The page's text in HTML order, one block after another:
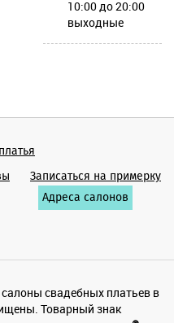
10:00 до 20:00
выходные
Записаться на примерку
Адреса салонов
свадебных платьев в
Товарный знак